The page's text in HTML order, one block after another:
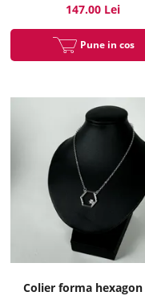
147.00 Lei
Pune in cos
Colier forma